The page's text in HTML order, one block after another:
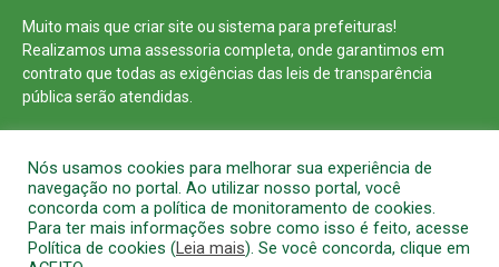
Muito mais que criar site ou sistema para prefeituras!
Realizamos umaassessoriacompleta, onde garantimos em
contrato que todas as exigências das leis de transparência
públicaserão atendidas.
Todos os direitos reservados a Prefeitura Municipal de Barcarena
Nós usamos cookies para melhorar sua experiência de
navegação no portal. Ao utilizar nosso portal, você
concorda com a política de monitoramento de cookies.
Para ter mais informações sobre como isso é feito, acesse
Política de cookies (Leia mais). Se você concorda, clique em